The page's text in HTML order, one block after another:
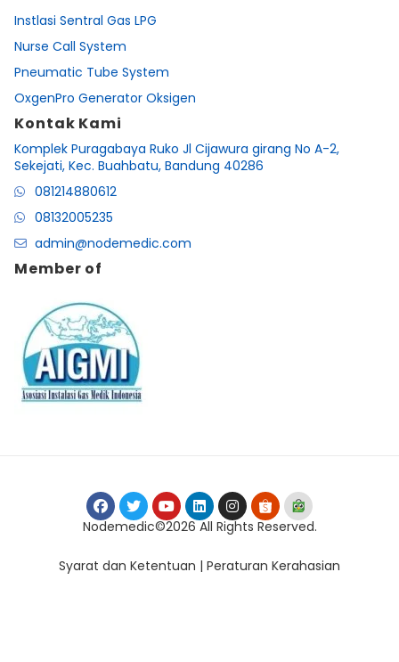
Instlasi Sentral Gas LPG
Nurse Call System
Pneumatic Tube System
OxgenPro Generator Oksigen
Kontak Kami
Komplek Puragabaya Ruko Jl Cijawura girang No A-2,
Sekejati, Kec. Buahbatu, Bandung 40286
081214880612
08132005235
admin@nodemedic.com
Member of
Nodemedic©2026 All Rights Reserved.
Syarat dan Ketentuan | Peraturan Kerahasian